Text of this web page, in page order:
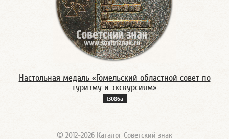
Настольная медаль «Гомельский областной совет по
туризму и экскурсиям»
13086а
© 2012-2026 Каталог Советский знак